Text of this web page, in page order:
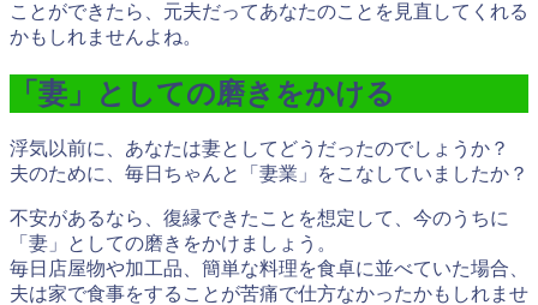
ことができたら、元夫だってあなたのことを見直してくれる
かもしれませんよね。
「妻」としての磨きをかける
浮気以前に、あなたは妻としてどうだったのでしょうか？
夫のために、毎日ちゃんと「妻業」をこなしていましたか？
不安があるなら、復縁できたことを想定して、今のうちに
「妻」としての磨きをかけましょう。
毎日店屋物や加工品、簡単な料理を食卓に並べていた場合、
夫は家で食事をすることが苦痛で仕方なかったかもしれませ